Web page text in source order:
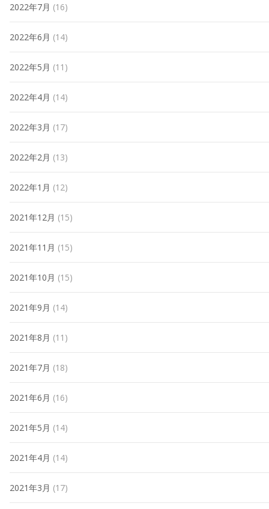
2022年7月 (16)
2022年6月 (14)
2022年5月 (11)
2022年4月 (14)
2022年3月 (17)
2022年2月 (13)
2022年1月 (12)
2021年12月 (15)
2021年11月 (15)
2021年10月 (15)
2021年9月 (14)
2021年8月 (11)
2021年7月 (18)
2021年6月 (16)
2021年5月 (14)
2021年4月 (14)
2021年3月 (17)